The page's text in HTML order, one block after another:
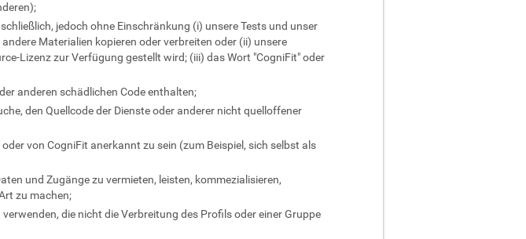
jedoch ohne Einschränkung (i) unsere Tests und unser
Materialien kopieren oder verbreiten oder (ii) unsere
Lizenz zur Verfügung gestellt wird; (iii) das Wort "CogniFit" oder
anderen schädlichen Code enthalten;
den Quellcode der Dienste oder anderer nicht quelloffener
von CogniFit anerkannt zu sein (zum Beispiel, sich selbst als
und Zugänge zu vermieten, leisten, kommezialisieren,
zu machen;
die nicht die Verbreitung des Profils oder einer Gruppe